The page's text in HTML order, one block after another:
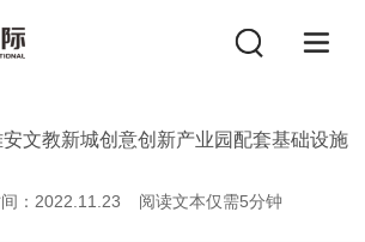
文教新城创意创新产业园配套基础设施
：2022.11.23 阅读文本仅需5分钟